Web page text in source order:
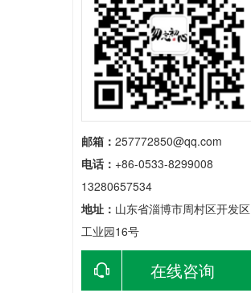
邮箱： 257772850@qq.com
电话： +86-0533-8299008
13280657534
地址： 山东省淄博市周村区开发区
工业园16号
在线咨询